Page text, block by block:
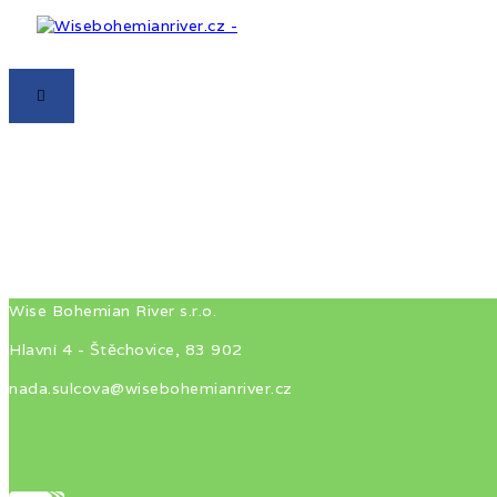
Wise Bohemian River s.r.o.
Hlavní 4 - Štěchovice, 83 902
nada.sulcova@wisebohemianriver.cz